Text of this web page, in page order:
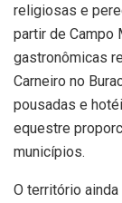
religiosas e
partir de Campo
gastronômicas
Carneiro no
pousadas e
equestre
municípios.
O território